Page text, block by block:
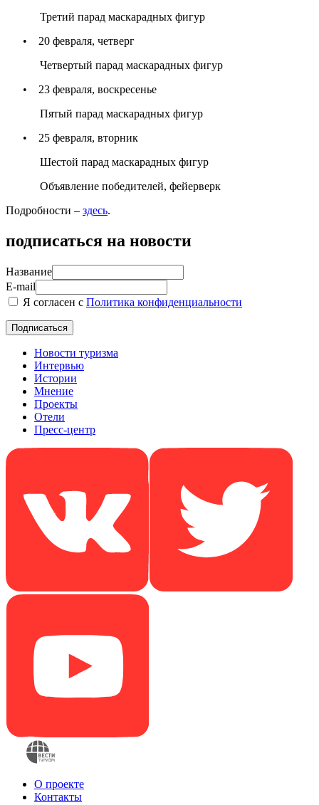
Третий парад маскарадных фигур
•
20 февраля, четверг
Четвертый парад маскарадных фигур
•
23 февраля, воскресенье
Пятый парад маскарадных фигур
•
25 февраля, вторник
Шестой парад маскарадных фигур
Объявление победителей, фейерверк
Подробности – здесь.
подписаться на новости
Название
E-mail
Я согласен с Политика конфиденциальности
Новости туризма
Интервью
Истории
Мнение
Проекты
Отели
Пресс-центр
О проекте
Контакты